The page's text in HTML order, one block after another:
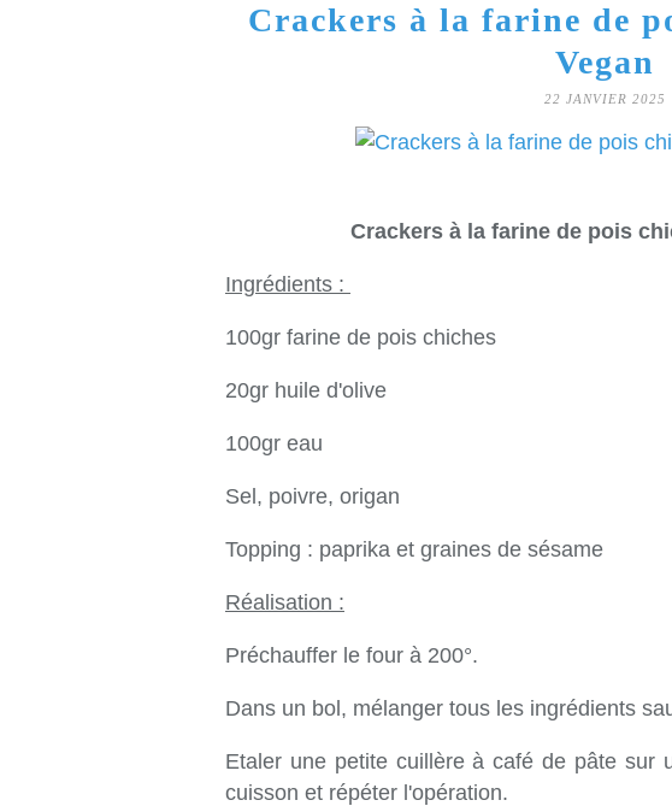
Crackers à la farine de
Vegan
22 JANVIER 2025
Crackers à la farine de pois
Ingrédients :
100gr farine de pois chiches
20gr huile d'olive
100gr eau
Sel, poivre, origan
Topping : paprika et graines de sésame
Réalisation :
Préchauffer le four à 200°.
Dans un bol, mélanger tous les ingrédients
Etaler une petite cuillère à café de pâte sur
cuisson et répéter l'opération.